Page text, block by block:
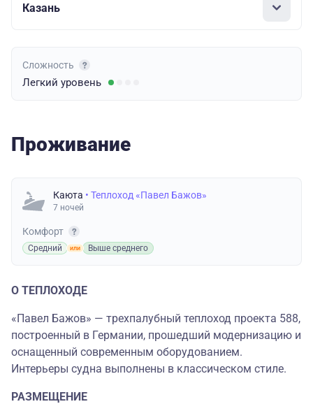
Казань
Сложность
Легкий уровень
Проживание
Каюта • Теплоход «Павел Бажов»
7 ночей
Комфорт
Средний Выше среднего
О ТЕПЛОХОДЕ
«Павел Бажов» — трехпалубный теплоход проекта 588,
построенный в Германии, прошедший модернизацию и
оснащенный современным оборудованием.
Интерьеры судна выполнены в классическом стиле.
РАЗМЕЩЕНИЕ